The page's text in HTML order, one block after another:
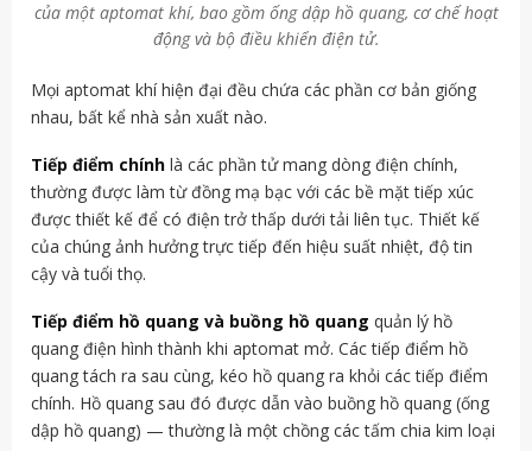
của một aptomat khí, bao gồm ống dập hồ quang, cơ chế hoạt
động và bộ điều khiển điện tử.
Mọi aptomat khí hiện đại đều chứa các phần cơ bản giống
nhau, bất kể nhà sản xuất nào.
Tiếp điểm chính là các phần tử mang dòng điện chính,
thường được làm từ đồng mạ bạc với các bề mặt tiếp xúc
được thiết kế để có điện trở thấp dưới tải liên tục. Thiết kế
của chúng ảnh hưởng trực tiếp đến hiệu suất nhiệt, độ tin
cậy và tuổi thọ.
Tiếp điểm hồ quang và buồng hồ quang quản lý hồ
quang điện hình thành khi aptomat mở. Các tiếp điểm hồ
quang tách ra sau cùng, kéo hồ quang ra khỏi các tiếp điểm
chính. Hồ quang sau đó được dẫn vào buồng hồ quang (ống
dập hồ quang) — thường là một chồng các tấm chia kim loại